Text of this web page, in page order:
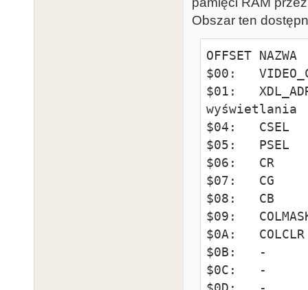
Obszar ten
OFFSET
$00:
$01:
wyświetlania
$04:
$05:
$06:   CR
$07:   CG
$08:   CB
$09:
$0A:
$0B:   -
$0C:   -